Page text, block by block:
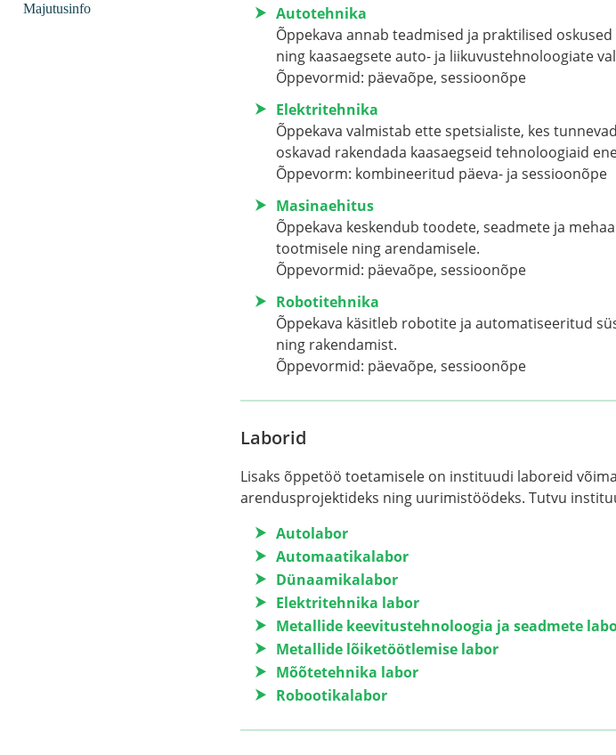
Majutusinfo
Autotehnika
Õppekava annab teadmised ja praktilised
ning kaasaegsete auto- ja liikuvustehnoloogiate
Õppevormid: päevaõpe, sessioonõpe
Elektritehnika
Õppekava valmistab ette spetsialiste, kes
oskavad rakendada kaasaegseid tehnoloogiaid
Õppevorm: kombineeritud päeva- ja sessioonõpe
Masinaehitus
Õppekava keskendub toodete, seadmete ja
tootmisele ning arendamisele.
Õppevormid: päevaõpe, sessioonõpe
Robotitehnika
Õppekava käsitleb robotite ja automatiseeritud
ning rakendamist.
Õppevormid: päevaõpe, sessioonõpe
Laborid
Lisaks õppetöö toetamisele on instituudi laboreid
arendusprojektideks ning uurimistöödeks. Tutvu
Autolabor
Automaatikalabor
Dünaamikalabor
Elektritehnika labor
Metallide keevitustehnoloogia ja seadmete
Metallide lõiketöötlemise labor
Mõõtetehnika labor
Robootikalabor